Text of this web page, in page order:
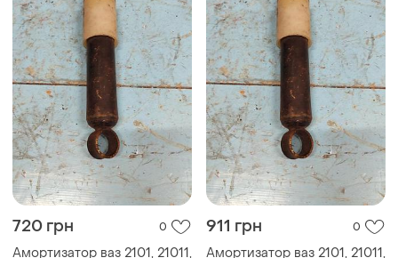
720 грн 0
Амортизатор ваз 2101, 21011,
911 грн 0
Амортизатор ваз 2101, 21011,